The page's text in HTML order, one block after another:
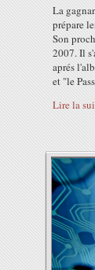
La
prépare
Son
2007. Il
aprés
et "le
Lire la